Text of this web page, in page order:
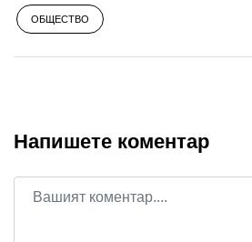
ОБЩЕСТВО
Напишете коментар